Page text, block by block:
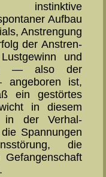
Aufbau
Anstrengung
der An­stren­
und
— also der
ange­boren ist,
ein gestörtes
in diesem
in der Verhal­
Spannungen
die